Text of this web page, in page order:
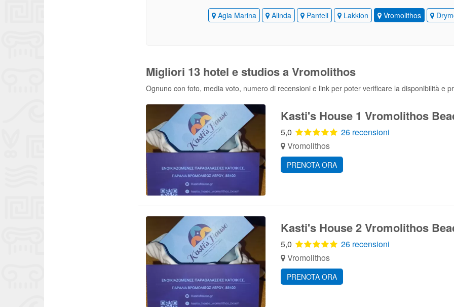
Agia Marina Alinda Panteli Lakkion Vromolithos
Migliori 13 hotel e studios a Vromolithos
Ognuno con foto, media voto, numero di recensioni e link per poter verificare la disponibilità e
Kasti's House 1 Vromolithos
5,0
26 recensioni
Vromolithos
PRENOTA ORA
Kasti's House 2 Vromolithos
5,0
26 recensioni
Vromolithos
PRENOTA ORA